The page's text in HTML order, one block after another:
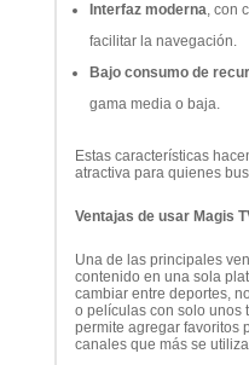
Interfaz moderna, con
facilitar la navegación.
Bajo consumo de
gama media o baja.
Estas características
atractiva para quienes
Ventajas de usar Magis
Una de las principales
contenido en una sola
cambiar entre deportes,
o películas con solo unos
permite agregar favoritos
canales que más se